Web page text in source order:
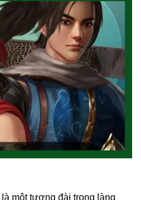
là một tượng đài trong làng